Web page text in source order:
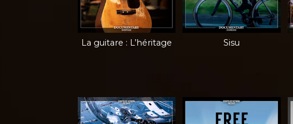
La guitare : L’héritage Sisu